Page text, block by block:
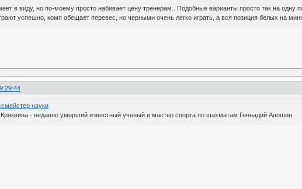
в виду, но по-моему просто набивает цену тренерам.. Подобные варианты просто так на
успешно, комп обещает перевес, но черными очень легко играть, а вся позиция белых на
науки
Кряквина - недавно умерший известный ученый и мастер спорта по шахматам Геннадий Аношин